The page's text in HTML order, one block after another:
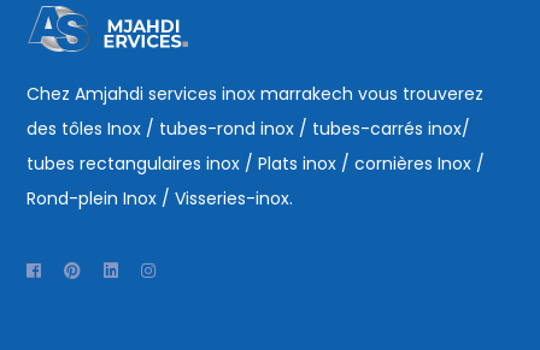
Chez Amjahdi services inox marrakech vous trouverez
des tôles Inox / tubes-rond inox / tubes-carrés inox/
tubes rectangulaires inox / Plats inox / cornières Inox /
Rond-plein Inox / Visseries-inox.